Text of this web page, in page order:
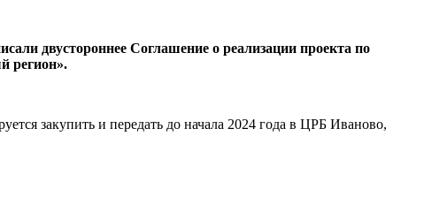
двустороннее Соглашение о реализации проекта по
регион».
закупить и передать до начала 2024 года в ЦРБ Иваново,